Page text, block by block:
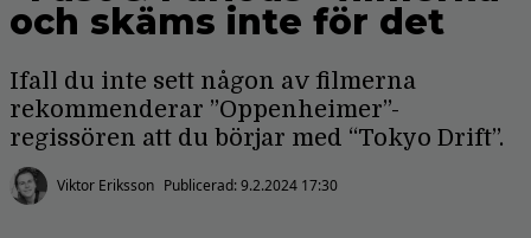
och skäms inte för det
Ifall du inte sett någon av filmerna
rekommenderar ”Oppenheimer”-
regissören att du börjar med “Tokyo Drift”.
Viktor Eriksson Publicerad:9.2.2024 17:30